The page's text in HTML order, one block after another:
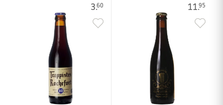
3.60 11.95